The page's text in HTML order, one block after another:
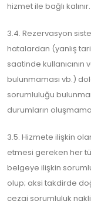
hizmet ile bağlı kalınır.
3.4. Rezervasyon
hatalardan (yanlış
saatinde
bulunmaması vb.)
sorumluluğu
durumların
3.5. Hizmete ilişkin
etmesi gereken her
belgeye ilişkin
olup; aksi takdirde
cezai sorumluluk